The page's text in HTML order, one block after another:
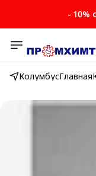
- 10%
КолумбусГлавная